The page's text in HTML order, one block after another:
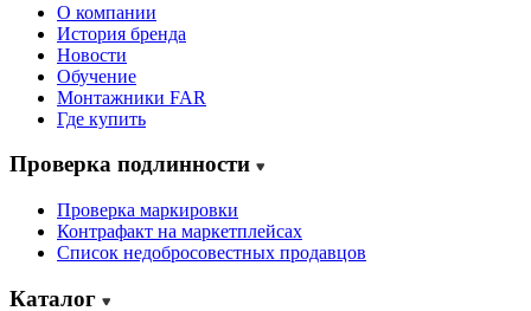
О компании
История бренда
Новости
Обучение
Монтажники FAR
Где купить
Проверка подлинности
Проверка маркировки
Контрафакт на маркетплейсах
Cписок недобросовестных продавцов
Каталог